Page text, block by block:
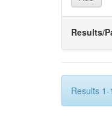
Results/
Results